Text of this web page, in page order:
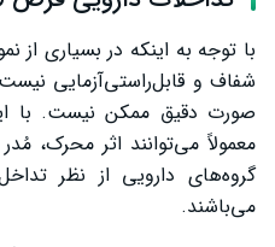
با توجه به اینکه در بسیاری از
شفاف و قابل‌راستی‌آزمایی
صورت دقیق ممکن نیست. با
معمولاً می‌توانند اثر محرک،
گروه‌های دارویی از نظر
می‌باشند.